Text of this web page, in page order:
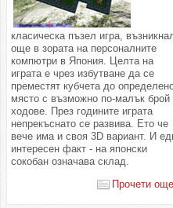
класическа пъзел игра,
още в зората на персоналните
компютри в Япония. Целта на
играта е чрез избутване да се
преместят кубчета до
място с възможно по-малък брой
ходове. През годините играта
непрекъснато се развива. Ето че
вече има и своя 3D вариант. И
интересен факт - на японски
сокобан означава склад.
Прочети